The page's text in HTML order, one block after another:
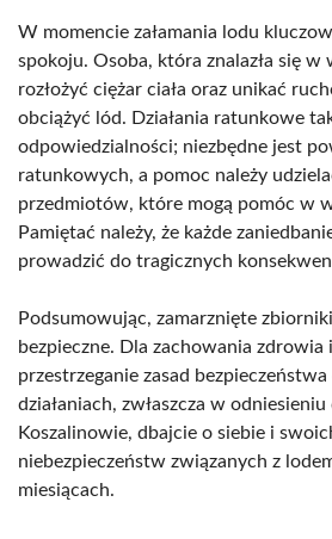
W momencie załamania lodu
spokoju. Osoba, która znalazła się w
rozłożyć ciężar ciała oraz unikać
obciążyć lód. Działania ratunkowe
odpowiedzialności; niezbędne jest
ratunkowych, a pomoc należy
przedmiotów, które mogą pomóc w
Pamiętać należy, że każde
prowadzić do tragicznych
Podsumowując, zamarznięte
bezpieczne. Dla zachowania
przestrzeganie zasad
działaniach, zwłaszcza w odniesieniu
Koszalinowie, dbajcie o siebie i
niebezpieczeństw związanych z
miesiącach.